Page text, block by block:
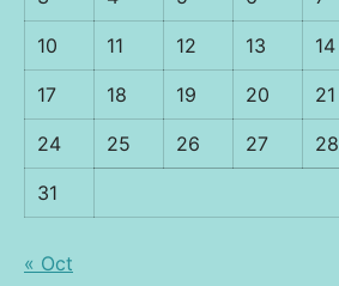
10 11 12 13 14
17 18 19 20 21
24 25 26 27 28
31
« Oct